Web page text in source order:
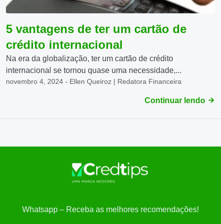
5 vantagens de ter um cartão de
crédito internacional
Na era da globalização, ter um cartão de crédito
internacional se tornou quase uma necessidade,...
novembro 4, 2024 - Ellen Queiroz | Redatora Financeira
Continuar lendo
Whatsapp – Receba as melhores recomendações!